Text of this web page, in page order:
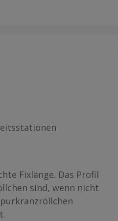
Fixlänge. Das Profil
sind, wenn nicht